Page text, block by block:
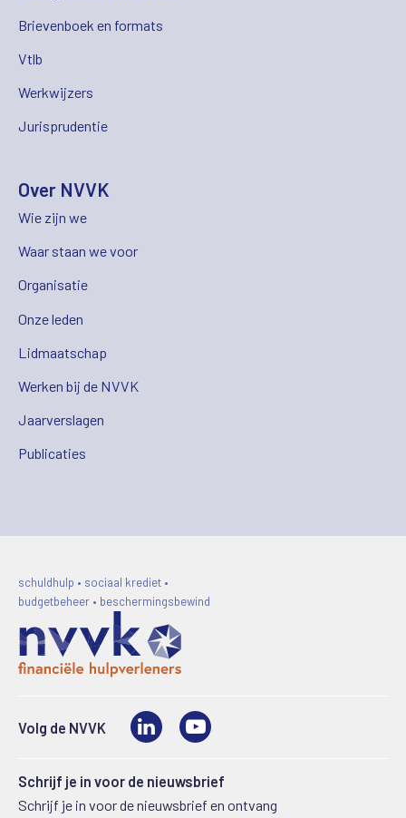
Brievenboek en formats
Vtlb
Werkwijzers
Jurisprudentie
Over NVVK
Wie zijn we
Waar staan we voor
Organisatie
Onze leden
Lidmaatschap
Werken bij de NVVK
Jaarverslagen
Publicaties
schuldhulp • sociaal krediet •
budgetbeheer • beschermingsbewind
Volg de NVVK LinkedIn
Schrijf je in voor de nieuwsbrief
Schrijf je in voor de nieuwsbrief en ontvang